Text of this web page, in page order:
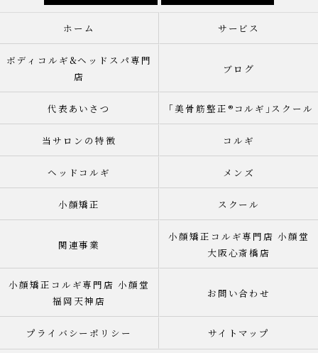
ホーム サービス
ボディコルギ&ヘッドスパ専門
店
ブログ
代表あいさつ 「美骨筋整正®︎コルギ｣スクール
当サロンの特徴 コルギ
ヘッドコルギ メンズ
小顔矯正 スクール
関連事業
小顔矯正コルギ専門店 小顔堂
大阪心斎橋店
小顔矯正コルギ専門店 小顔堂
福岡天神店
お問い合わせ
プライバシーポリシー サイトマップ